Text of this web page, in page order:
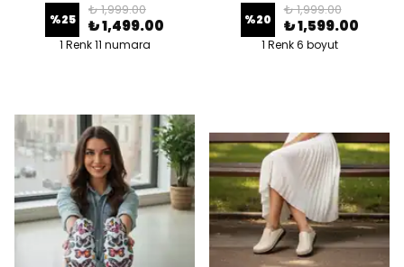
%25
₺ 1,999.00
₺ 1,499.00
1 Renk 11 numara
%20
₺ 1,999.00
₺ 1,599.00
1 Renk 6 boyut